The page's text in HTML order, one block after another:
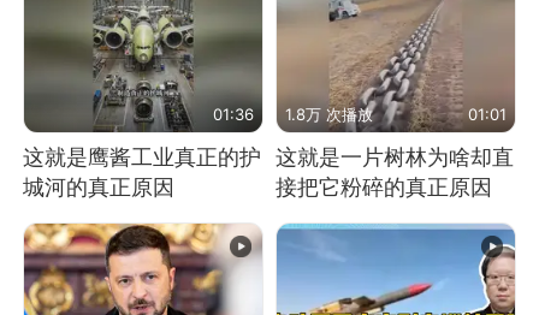
01:36
这就是鹰酱工业真正的护
城河的真正原因
1.8万 次播放 01:01
这就是一片树林为啥却直
接把它粉碎的真正原因